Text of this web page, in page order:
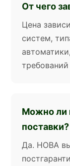
От чего
Цена
систем,
Можно ли
поставки?
Да. НОВА